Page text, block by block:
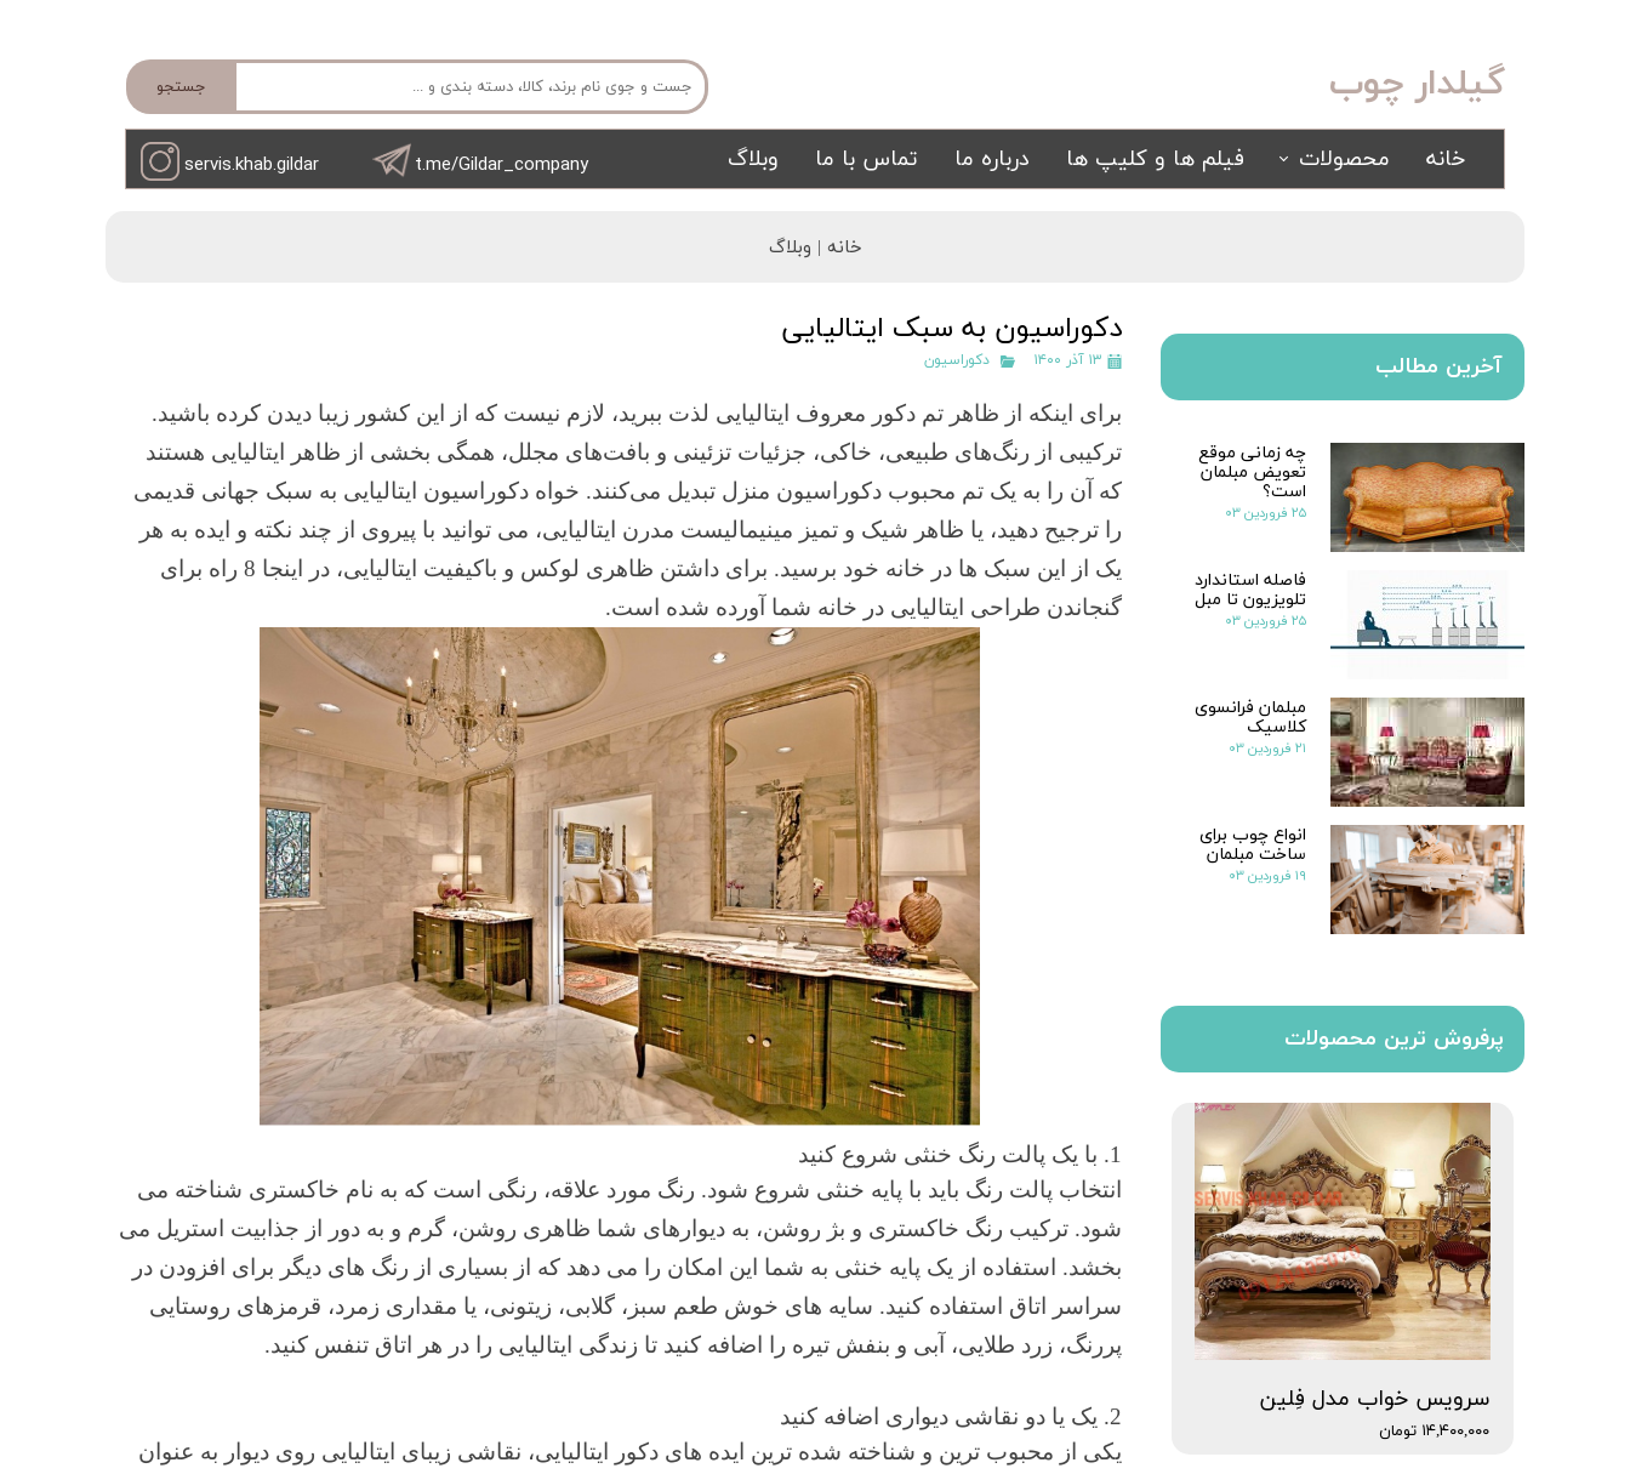
جستجو گیلدار چوب
خانه
محصولات
سرویس خواب آینه ای
سرویس خواب سفید
سیسمونی کمد و بوفه تشک تابلو
فیلم ها و کلیپ ها درباره ما تماس با ما وبلاگ t.me/Gildar_company
servis.khab.gildar
خانه | وبلاگ
دکوراسیون به سبک ایتالیایی
۱۳ آذر ۱۴۰۰ دکوراسیون
برای اینکه از ظاهر تم دکور معروف ایتالیایی لذت ببرید، لازم نیست که از این کشور زیبا دیدن کرده باشید.
ترکیبی از رنگ‌های طبیعی، خاکی، جزئیات تزئینی و بافت‌های مجلل، همگی بخشی از ظاهر ایتالیایی هستند
که آن را به یک تم محبوب دکوراسیون منزل تبدیل می‌کنند. خواه دکوراسیون ایتالیایی به سبک جهانی قدیمی
را ترجیح دهید، یا ظاهر شیک و تمیز مینیمالیست مدرن ایتالیایی، می توانید با پیروی از چند نکته و ایده به هر
یک از این سبک ها در خانه خود برسید. برای داشتن ظاهری لوکس و باکیفیت ایتالیایی، در اینجا 8 راه برای
گنجاندن طراحی ایتالیایی در خانه شما آورده شده است.
1. با یک پالت رنگ خنثی شروع کنید
انتخاب پالت رنگ باید با پایه خنثی شروع شود. رنگ مورد علاقه، رنگی است که به نام خاکستری شناخته می
شود. ترکیب رنگ خاکستری و بژ روشن، به دیوارهای شما ظاهری روشن، گرم و به دور از جذابیت استریل می
بخشد. استفاده از یک پایه خنثی به شما این امکان را می دهد که از بسیاری از رنگ های دیگر برای افزودن در
سراسر اتاق استفاده کنید. سایه های خوش طعم سبز، گلابی، زیتونی، یا مقداری زمرد، قرمزهای روستایی
پررنگ، زرد طلایی، آبی و بنفش تیره را اضافه کنید تا زندگی ایتالیایی را در هر اتاق تنفس کنید.
2. یک یا دو نقاشی دیواری اضافه کنید
یکی از محبوب ترین و شناخته شده ترین ایده های دکور ایتالیایی، نقاشی زیبای ایتالیایی روی دیوار به عنوان
سرویس خواب مدل فِلین
۱۴,۴۰۰,۰۰۰ تومان
پرفروش ترین محصولات
آخرین مطالب
چه زمانی موقع
تعویض مبلمان
است؟
۲۵ فروردین ۰۳
فاصله استاندارد
تلویزیون تا مبل
۲۵ فروردین ۰۳
مبلمان فرانسوی
کلاسیک
۲۱ فروردین ۰۳
انواع چوب برای
ساخت مبلمان
۱۹ فروردین ۰۳